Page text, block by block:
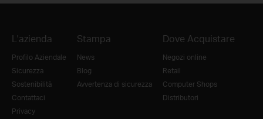
L'azienda
Profilo Aziendale
Sicurezza
Sostenibilità
Contattaci
Privacy
Stampa
News
Blog
Avvertenza di sicurezza
Dove Acquistare
Negozi online
Retail
Computer Shops
Distributori